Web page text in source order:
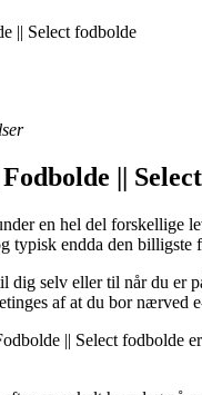
|| Select fodbolde
||
en hel del forskellige
typisk endda den
selv eller til når du er
af at du bor nærved
|| Select fodbolde